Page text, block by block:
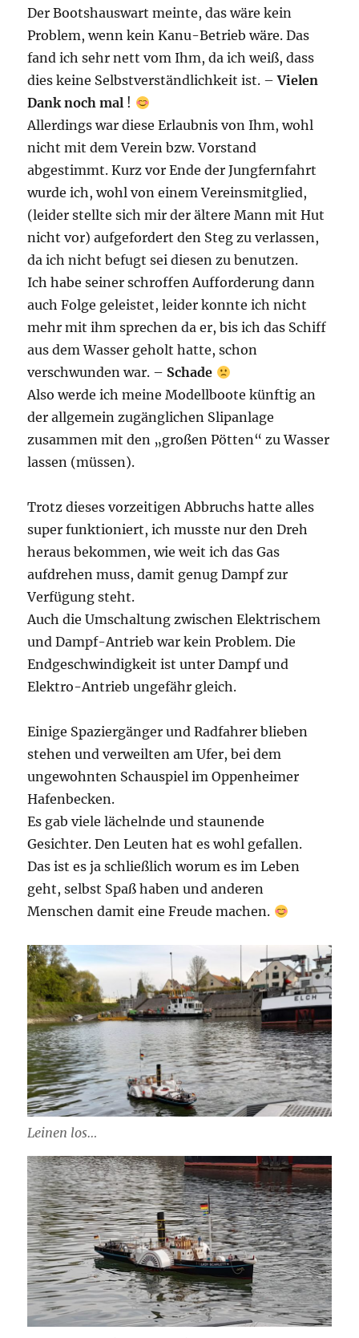
Der Bootshauswart meinte, das wäre kein
Problem, wenn kein Kanu-Betrieb wäre. Das
fand ich sehr nett vom Ihm, da ich weiß, dass
dies keine Selbstverständlichkeit ist. –Vielen
Dank noch mal !
Allerdings war diese Erlaubnis von Ihm, wohl
nicht mit dem Verein bzw. Vorstand
abgestimmt. Kurz vor Ende der Jungfernfahrt
wurde ich, wohl von einem Vereinsmitglied,
(leider stellte sich mir der ältere Mann mit Hut
nicht vor) aufgefordert den Steg zu verlassen,
da ich nicht befugt sei diesen zu benutzen.
Ich habe seiner schroffen Aufforderung dann
auch Folge geleistet, leider konnte ich nicht
mehr mit ihm sprechen da er, bis ich das Schiff
aus dem Wasser geholt hatte, schon
verschwunden war. – Schade
Also werde ich meine Modellboote künftig an
der allgemein zugänglichen Slipanlage
zusammen mit den „großen Pötten“ zu Wasser
lassen (müssen).
Trotz dieses vorzeitigen Abbruchs hatte alles
super funktioniert, ich musste nur den Dreh
heraus bekommen, wie weit ich das Gas
aufdrehen muss, damit genug Dampf zur
Verfügung steht.
Auch die Umschaltung zwischen Elektrischem
und Dampf-Antrieb war kein Problem. Die
Endgeschwindigkeit ist unter Dampf und
Elektro-Antrieb ungefähr gleich.
Einige Spaziergänger und Radfahrer blieben
stehen und verweilten am Ufer, bei dem
ungewohnten Schauspiel im Oppenheimer
Hafenbecken.
Es gab viele lächelnde und staunende
Gesichter. Den Leuten hat es wohl gefallen.
Das ist es ja schließlich worum es im Leben
geht, selbst Spaß haben und anderen
Menschen damit eine Freude machen.
Leinen los…